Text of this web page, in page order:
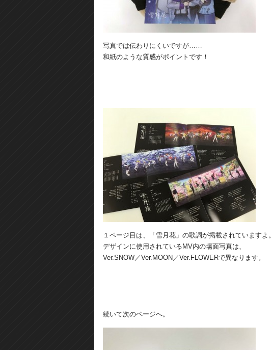
写真では伝わりにくいですが……
和紙のような質感がポイントです！
１ページ目は、「雪月花」の歌詞が掲載されていますよ。
デザインに使用されているMV内の場面写真は、
Ver.SNOW／Ver.MOON／Ver.FLOWERで異なります。
続いて次のページへ。